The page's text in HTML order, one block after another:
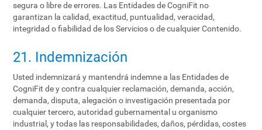
segura o libre de errores. Las Entidades de CogniFit no
garantizan la calidad, exactitud, puntualidad, veracidad,
integridad o fiabilidad de los Servicios o de cualquier Contenido.
21. Indemnización
Usted indemnizará y mantendrá indemne a las Entidades de
CogniFit de y contra cualquier reclamación, demanda, acción,
demanda, disputa, alegación o investigación presentada por
cualquier tercero, autoridad gubernamental u organismo
industrial, y todas las responsabilidades, daños, pérdidas, costes